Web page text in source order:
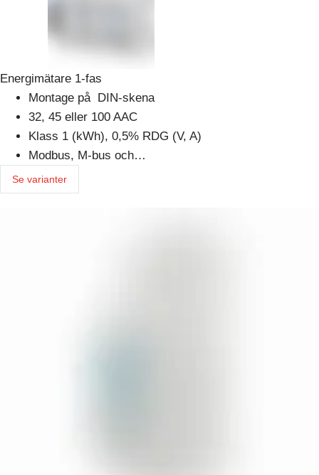
Energimätare 1-fas
Montage på DIN-skena
32, 45 eller 100 AAC
Klass 1 (kWh), 0,5% RDG (V, A)
Modbus, M-bus och…
Se varianter